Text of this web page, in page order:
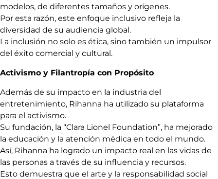
modelos, de diferentes tamaños y orígenes.
Por esta razón, este enfoque inclusivo refleja la
diversidad de su audiencia global.
La inclusión no solo es ética, sino también un impulsor
del éxito comercial y cultural.
Activismo y Filantropía con Propósito
Además de su impacto en la industria del
entretenimiento, Rihanna ha utilizado su plataforma
para el activismo.
Su fundación, la “Clara Lionel Foundation”, ha mejorado
la educación y la atención médica en todo el mundo.
Así, Rihanna ha logrado un impacto real en las vidas de
las personas a través de su influencia y recursos.
Esto demuestra que el arte y la responsabilidad social